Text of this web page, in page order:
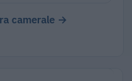
camerale →